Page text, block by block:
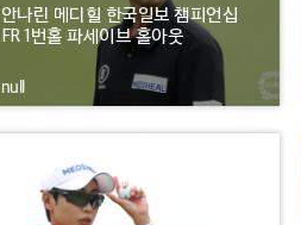
안나린 메디힐 한국일보 챔피언십
FR 1번홀 파세이브 홀아웃
null